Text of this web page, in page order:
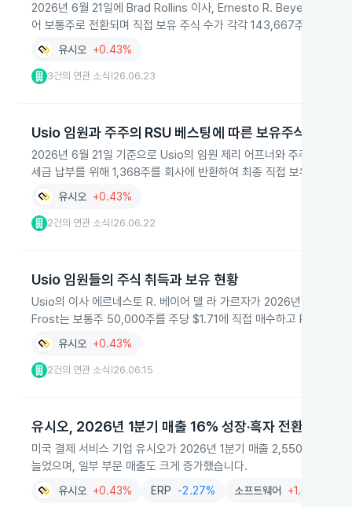
2026년 6월 21일에 Brad Rollins 이사, Ernesto R. Beyer del la
어 보통주로 전환되며 직접 보유 주식 수가 각각 143,667주,
유시오 +0.43%
3건의 연관 소식 26.06.23
Usio 임원과 주주의 RSU 베스팅에 따른 보유주식 변동
2026년 6월 21일 기준으로 Usio의 임원 제리 어프너와 주주
세금 납부를 위해 1,368주를 회사에 반환하여 최종 직접 보유 주식
유시오 +0.43%
2건의 연관 소식 26.06.22
Usio 임원들의 주식 취득과 보유 현황
Usio의 이사 에르네스토 R. 베이어 델 라 가르자가 2026년 6월 11
Frost는 보통주 50,000주를 주당 $1.71에 직접 매수하고 RSU
유시오 +0.43%
2건의 연관 소식 26.06.15
유시오, 2026년 1분기 매출 16% 성장·흑자 전환
미국 결제 서비스 기업 유시오가 2026년 1분기 매출 2,550만 달러
늘었으며, 일부 부문 매출도 크게 증가했습니다.
유시오 +0.43% ERP -2.27% 소프트웨어 +1.62%